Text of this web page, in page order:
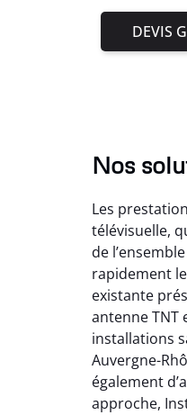
DEVIS
Nos
Les
télévisuelle,
de
rapidement
existante
antenne TNT
installations
Auvergne-
également
approche,